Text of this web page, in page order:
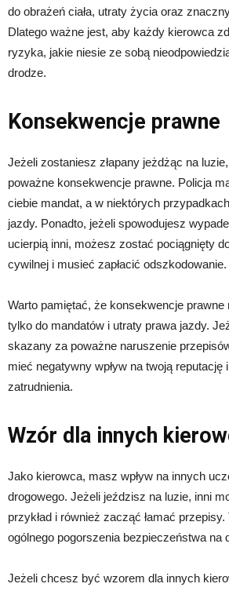
do obrażeń ciała, utraty życia oraz
Dlatego ważne jest, aby każdy kierowca
ryzyka, jakie niesie ze sobą
drodze.
Konsekwencje prawne
Jeżeli zostaniesz złapany jeżdżąc na
poważne konsekwencje prawne. Policja
ciebie mandat, a w niektórych
jazdy. Ponadto, jeżeli spowodujesz
ucierpią inni, możesz zostać pociągnięty
cywilnej i musieć zapłacić odszkodowanie.
Warto pamiętać, że konsekwencje prawne
tylko do mandatów i utraty prawa jazdy.
skazany za poważne naruszenie
mieć negatywny wpływ na twoją reputację
zatrudnienia.
Wzór dla innych
Jako kierowca, masz wpływ na innych
drogowego. Jeżeli jeździsz na luzie, inni
przykład i również zacząć łamać przepisy.
ogólnego pogorszenia bezpieczeństwa na
Jeżeli chcesz być wzorem dla innych